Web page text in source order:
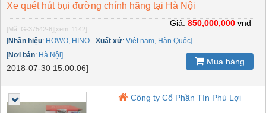
Xe quét hút bụi đường chính hãng tại Hà Nội
[Mã: G-37542-6] [xem: 1142]
[Nhãn hiệu: HOWO, HINO - Xuất xứ: Việt nam, Hàn Quốc]
[Nơi bán: Hà Nội]
2018-07-30 15:00:06]
Giá: 850,000,000 vnđ
Mua hàng
Công ty Cổ Phần Tín Phú Lợi